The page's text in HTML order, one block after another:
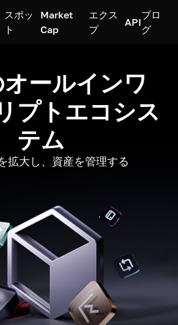
スポッ
ト
Market
Cap
エクス
プ
API
ブロ
グ
ールインワ
プトエコシス
テム
拡大し、資産を管理する